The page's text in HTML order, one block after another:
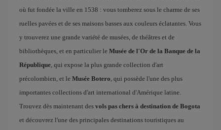
où fut fondée la ville en 1538 : vous tomberez sous le charme de ses
ruelles pavées et de ses maisons basses aux couleurs éclatantes. Vous
y trouverez une grande variété de musées, de théâtres et de
bibliothèques, et en particulier le Musée de l'Or de la Banque de la
République, qui expose la plus grande collection d'art
précolombien, et le Musée Botero, qui possède l'une des plus
importantes collections d'art international d'Amérique latine.
Trouvez dès maintenant des vols pas chers à destination de Bogota
et découvrez l'une des principales destinations touristiques au